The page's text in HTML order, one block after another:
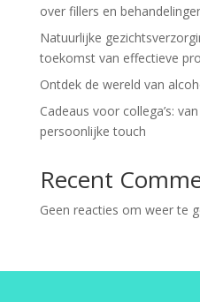
over fillers en
Natuurlijke
toekomst van effectieve
Ontdek de wereld van
Cadeaus voor collega’s:
persoonlijke touch
Recent
Geen reacties om weer te